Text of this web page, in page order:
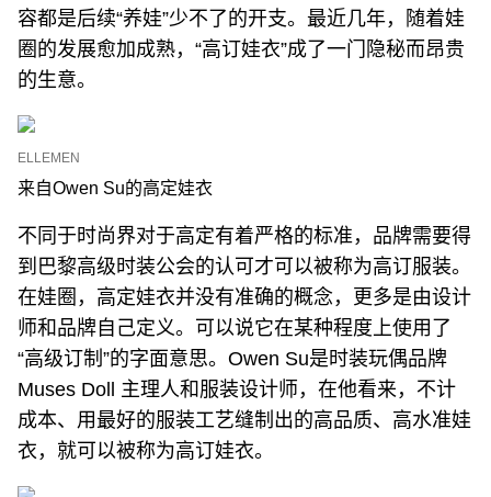
容都是后续“养娃”少不了的开支。最近几年，随着娃
圈的发展愈加成熟，“高订娃衣”成了一门隐秘而昂贵
的生意。
ELLEMEN
​来自Owen Su的高定娃衣
不同于时尚界对于高定有着严格的标准，品牌需要得
到巴黎高级时装公会的认可才可以被称为高订服装。
在娃圈，高定娃衣并没有准确的概念，更多是由设计
师和品牌自己定义。可以说它在某种程度上使用了
“高级订制”的字面意思。Owen Su是时装玩偶品牌
Muses Doll 主理人和服装设计师，在他看来，不计
成本、用最好的服装工艺缝制出的高品质、高水准娃
衣，就可以被称为高订娃衣。